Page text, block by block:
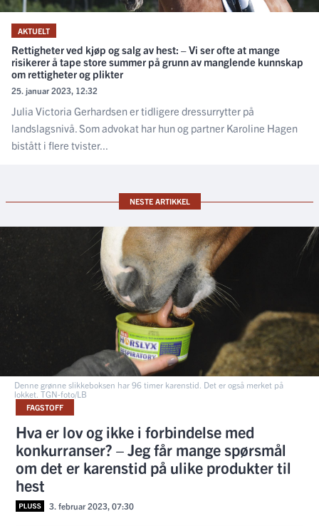
AKTUELT
Rettigheter ved kjøp og salg av hest: – Vi ser ofte at mange
risikerer å tape store summer på grunn av manglende kunnskap
om rettigheter og plikter
25. januar 2023, 12:32
Julia Victoria Gerhardsen er tidligere dressurrytter på
landslagsnivå. Som advokat har hun og partner Karoline Hagen
bistått i flere tvister...
NESTE ARTIKKEL
Denne grønne slikkeboksen har 96 timer karenstid. Det er også merket på
lokket. TGN-foto/LB
FAGSTOFF
Hva er lov og ikke i forbindelse med
konkurranser? – Jeg får mange spørsmål
om det er karenstid på ulike produkter til
hest
3. februar 2023, 07:30